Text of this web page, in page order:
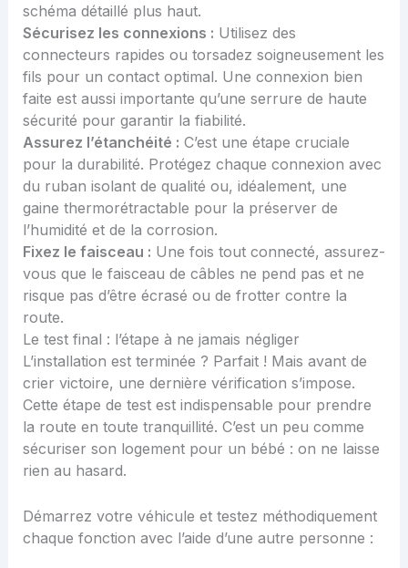
schéma détaillé plus haut.
Sécurisez les connexions : Utilisez des
connecteurs rapides ou torsadez soigneusement les
fils pour un contact optimal. Une connexion bien
faite est aussi importante qu’une serrure de haute
sécurité pour garantir la fiabilité.
Assurez l’étanchéité : C’est une étape cruciale
pour la durabilité. Protégez chaque connexion avec
du ruban isolant de qualité ou, idéalement, une
gaine thermorétractable pour la préserver de
l’humidité et de la corrosion.
Fixez le faisceau : Une fois tout connecté, assurez-
vous que le faisceau de câbles ne pend pas et ne
risque pas d’être écrasé ou de frotter contre la
route.
Le test final : l’étape à ne jamais négliger
L’installation est terminée ? Parfait ! Mais avant de
crier victoire, une dernière vérification s’impose.
Cette étape de test est indispensable pour prendre
la route en toute tranquillité. C’est un peu comme
sécuriser son logement pour un bébé : on ne laisse
rien au hasard.
Démarrez votre véhicule et testez méthodiquement
chaque fonction avec l’aide d’une autre personne :